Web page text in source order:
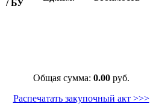
/ БУ
Общая сумма: 0.00 руб.
Распечатать закупочный акт >>>